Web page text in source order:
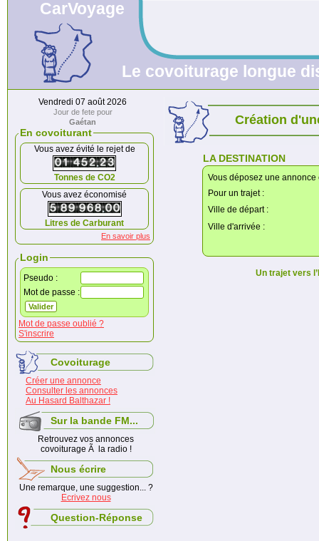
CarVoyage
Le covoiturage longue
Vendredi 07 août 2026
Jour de fete pour
Gaétan
En covoiturant
Vous avez évité le rejet de
Tonnes de CO2
Vous avez économisé
Litres de Carburant
En savoir plus
Login
Pseudo :
Mot de passe :
Mot de passe oublié ?
S'inscrire
Covoiturage
Créer une annonce
Consulter les annonces
Au Hasard Balthazar !
Sur la bande FM...
Retrouvez vos annonces
covoiturage Ã la radio !
Nous écrire
Une remarque, une suggestion... ?
Ecrivez nous
Question-Réponse
Création
LA DESTINATION
Vous déposez une annonce
Pour un trajet :
Ville de départ :
Ville d'arrivée :
Un trajet vers